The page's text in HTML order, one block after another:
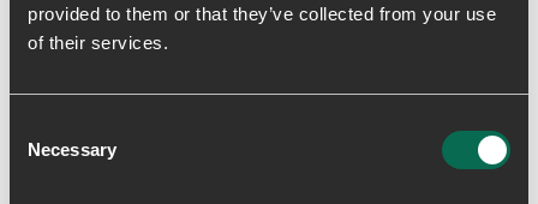
provided to them or that they’ve collected from your use
of their services.
Selection
Necessary
• LWG certificeret læder
• Fiskelæder detaljer
Levering & returnering